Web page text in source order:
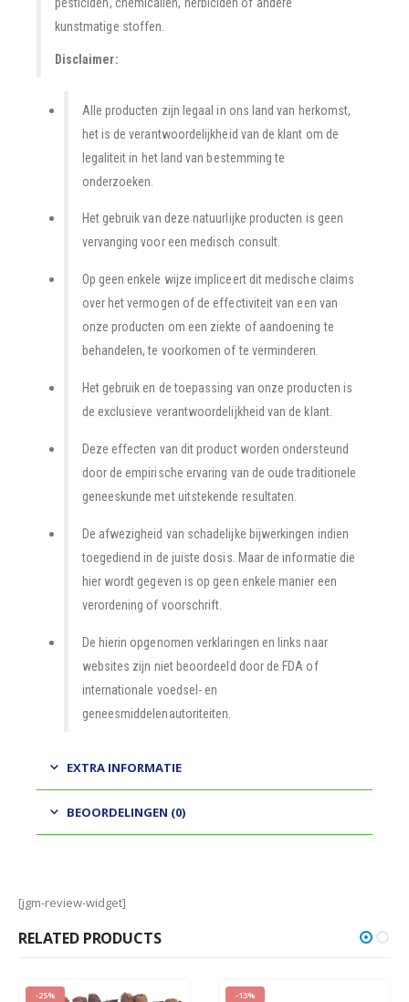
kunstmatige stoffen.
Disclaimer:
Alle producten zijn legaal in ons land van herkomst,
het is de verantwoordelijkheid van de klant om de
legaliteit in het land van bestemming te
onderzoeken.
Het gebruik van deze natuurlijke producten is geen
vervanging voor een medisch consult.
Op geen enkele wijze impliceert dit medische claims
over het vermogen of de effectiviteit van een van
onze producten om een ziekte of aandoening te
behandelen, te voorkomen of te verminderen.
Het gebruik en de toepassing van onze producten is
de exclusieve verantwoordelijkheid van de klant.
Deze effecten van dit product worden ondersteund
door de empirische ervaring van de oude traditionele
geneeskunde met uitstekende resultaten.
De afwezigheid van schadelijke bijwerkingen indien
toegediend in de juiste dosis. Maar de informatie die
hier wordt gegeven is op geen enkele manier een
verordening of voorschrift.
De hierin opgenomen verklaringen en links naar
websites zijn niet beoordeeld door de FDA of
internationale voedsel- en
geneesmiddelenautoriteiten.
EXTRA INFORMATIE
BEOORDELINGEN (0)
[jgm-review-widget]
RELATED PRODUCTS
-25% -13%